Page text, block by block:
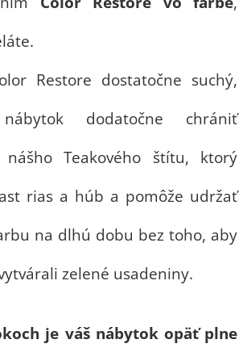
Restore dostatočne suchý,
dodatočne chrániť
nášho Teakového štítu, ktorý
rias a húb a pomôže udržať
na dlhú dobu bez toho, aby
zelené usadeniny.
je váš nábytok opäť plne